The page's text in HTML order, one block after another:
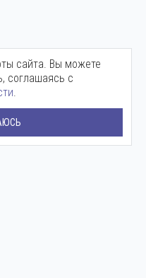
сайта. Вы можете
соглашаясь с
.